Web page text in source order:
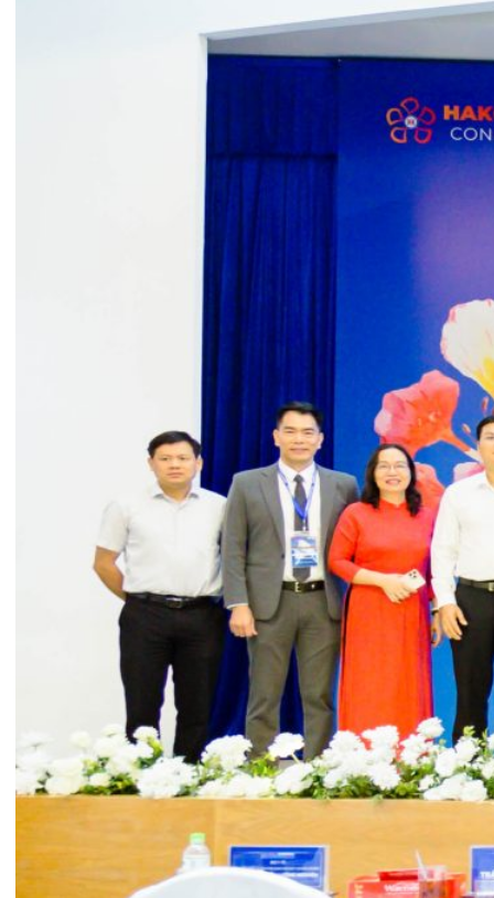
Hội nghị khoa học khép lại, ghi dấu ấn thành công
rực rỡ với những đánh giá, ấn tượng tốt đẹp của
toàn thể đại biểu tham dự, tạo tiền đề vững chắc
cho thành công của các kỳ hội nghị tiếp theo.
Tin mới nhất
THÔNG BÁO THAY ĐỔI GIỜ LÀM
VIỆC